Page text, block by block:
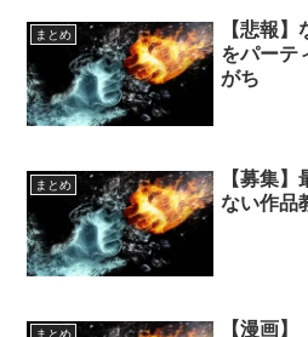
まとめ
【悲報
をパーテ
がち
まとめ
【募集
ない作品
【漫画